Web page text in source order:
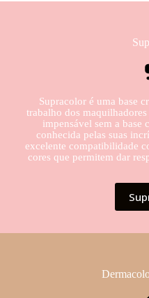
Supracolor é uma base
trabalho dos
impensável sem a base
conhecida pelas suas
excelente compatibilidade
cores que permitem dar